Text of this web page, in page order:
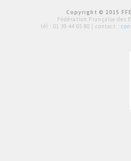
Copyright © 2015
Fédération Française des
tél : 01 39 44 65 80 | contact :